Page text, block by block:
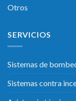
Otros
SERVICIOS
Sistemas de
Sistemas contra